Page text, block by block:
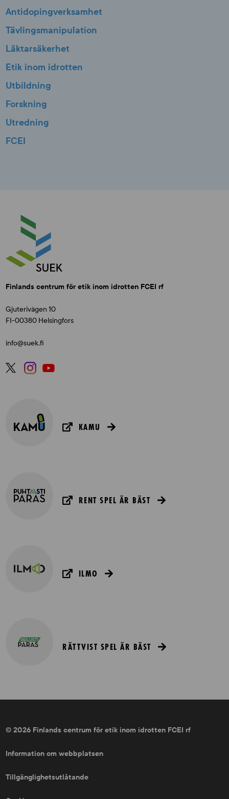
Antidopingverksamhet
Tävlingsmanipulation
Läktarsäkerhet
Etik inom idrotten
Utbildning
Forskning
Utredning
FCEI
Finlands centrum för etik inom idrotten FCEI rf
Gjuterivägen 10
FI-00380 Helsingfors
info@suek.fi
KAMU
RENT SPEL ÄR BÄST
ILMO
RÄTTVIST SPEL ÄR BÄST
© 2026 Finlands centrum för etik inom idrotten FCEI rf
Information om webbplatsen
Tillgänglighetsutlåtande